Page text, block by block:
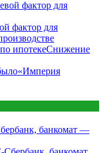
фактор для
Снижение
«Империя
банкомат —